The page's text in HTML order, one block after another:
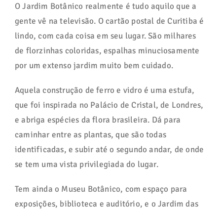
O Jardim Botânico realmente é tudo aquilo que a
gente vê na televisão. O cartão postal de Curitiba é
lindo, com cada coisa em seu lugar. São milhares
de florzinhas coloridas, espalhas minuciosamente
por um extenso jardim muito bem cuidado.
Aquela construção de ferro e vidro é uma estufa,
que foi inspirada no Palácio de Cristal, de Londres,
e abriga espécies da flora brasileira. Dá para
caminhar entre as plantas, que são todas
identificadas, e subir até o segundo andar, de onde
se tem uma vista privilegiada do lugar.
Tem ainda o Museu Botânico, com espaço para
exposições, biblioteca e auditório, e o Jardim das